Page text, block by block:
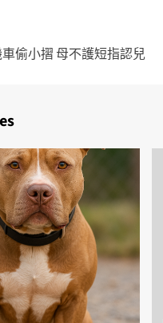
偷小摺 母不護短指認兒